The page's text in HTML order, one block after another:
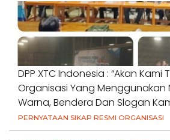
DPP XTC Indonesia : “Akan Kami
Organisasi Yang Menggunakan
Warna, Bendera Dan Slogan
PERNYATAAN SIKAP RESMI ORGANISASI